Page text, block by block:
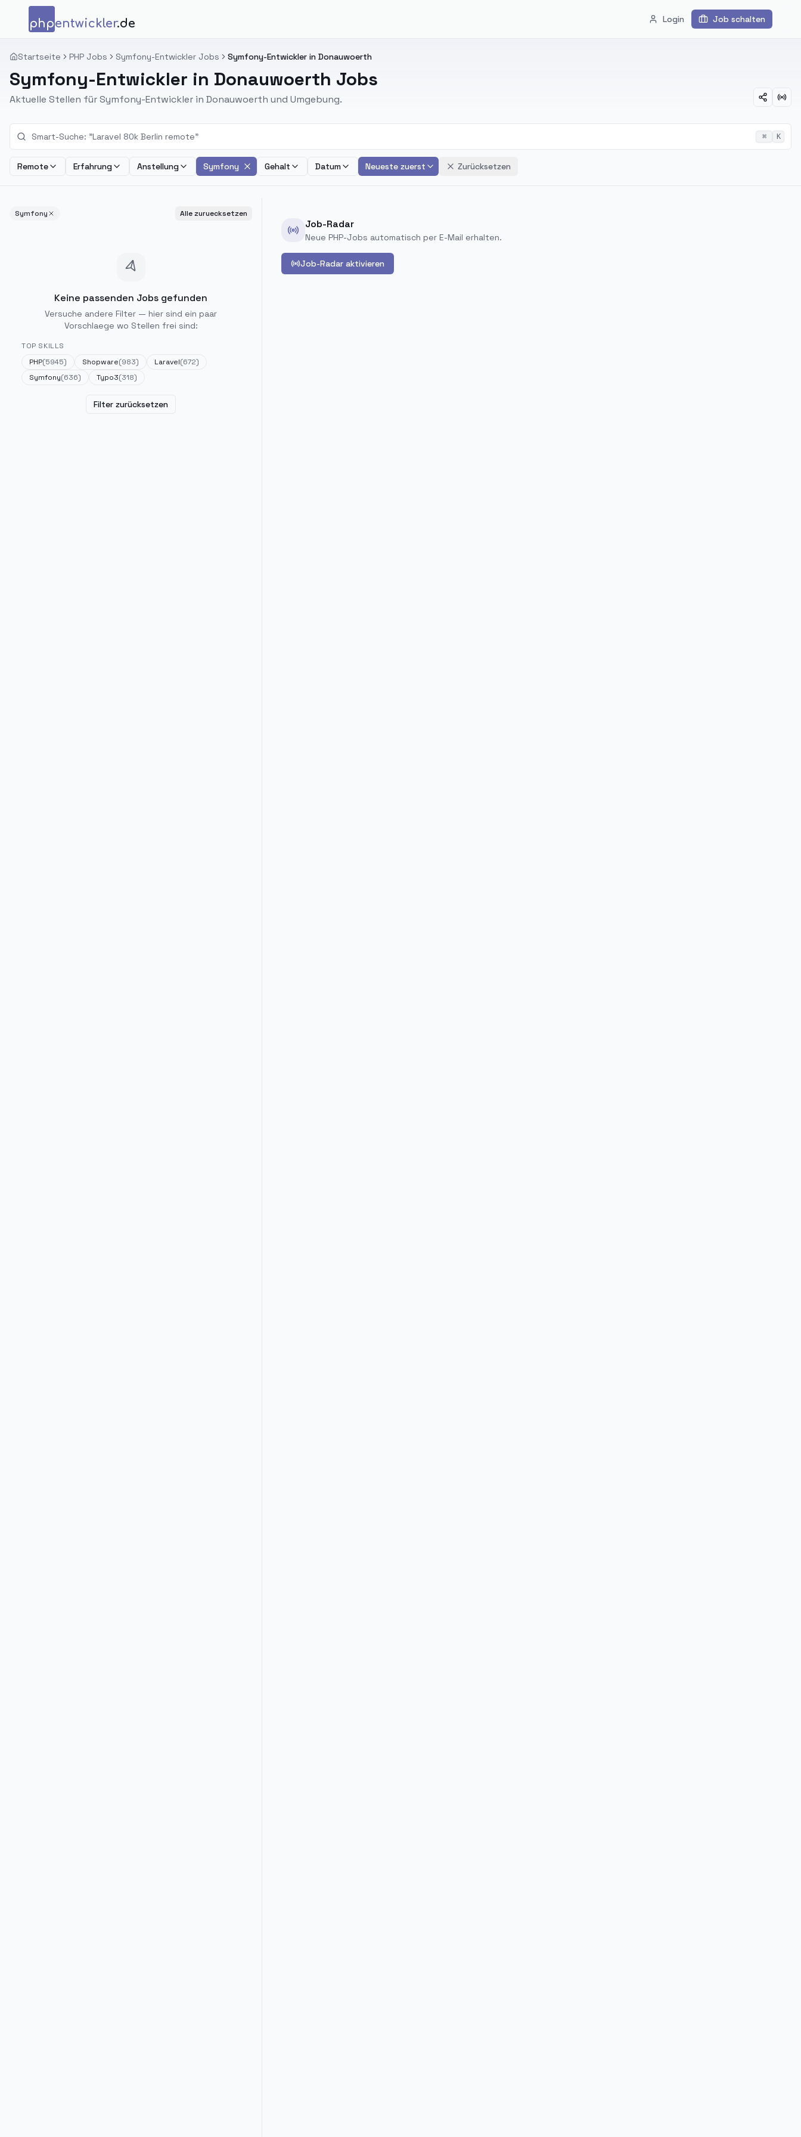
Zum Inhalt springen
phpentwickler.de Login Job schalten
Startseite PHP Jobs Symfony-Entwickler Jobs Symfony-Entwickler in Donauwoerth
Symfony-Entwickler in Donauwoerth Jobs
Aktuelle Stellen für Symfony-Entwickler in Donauwoerth und Umgebung.
⌘ K
Remote Erfahrung Anstellung Symfony Gehalt Datum Neueste zuerst Zurücksetzen
Symfony Alle zuruecksetzen
Keine passenden Jobs gefunden
Versuche andere Filter — hier sind ein paar
Vorschlaege wo Stellen frei sind:
TOP SKILLS
PHP(5945) Shopware(983) Laravel(672)
Symfony(636) Typo3(318)
Filter zurücksetzen
Job-Radar
Neue PHP-Jobs automatisch per E-Mail erhalten.
Job-Radar aktivieren